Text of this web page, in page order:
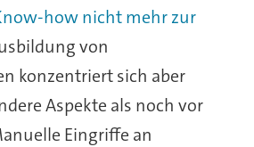
how nicht mehr zur
von
konzentriert sich aber
Aspekte als noch vor
Eingriffe an